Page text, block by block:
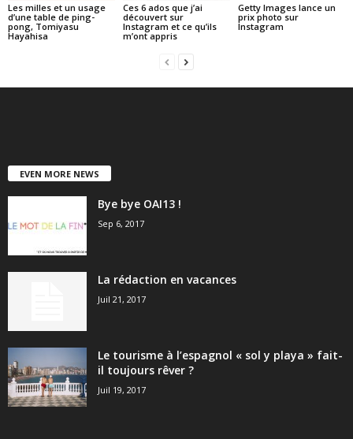
Les milles et un usage
d’une table de ping-
pong, Tomiyasu
Hayahisa
Ces 6 ados que j’ai
découvert sur
Instagram et ce qu’ils
m’ont appris
Getty Images lance un
prix photo sur
Instagram
EVEN MORE NEWS
Bye bye OAI13 !
Sep 6, 2017
La rédaction en vacances
Juil 21, 2017
Le tourisme à l’espagnol « sol y playa » fait-
il toujours rêver ?
Juil 19, 2017